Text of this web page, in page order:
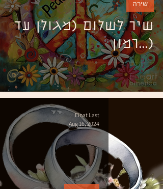
שיר לשלום (מגולן עד
רמון...)
שירה
Einat Last
Aug 16, 2024